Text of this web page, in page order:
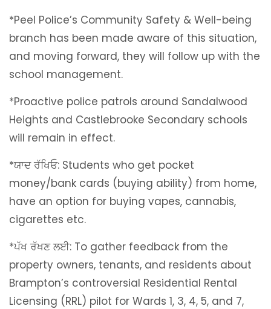
*Peel Police’s Community Safety & Well-being
branch has been made aware of this situation,
and moving forward, they will follow up with the
school management.
*Proactive police patrols around Sandalwood
Heights and Castlebrooke Secondary schools
will remain in effect.
*ਯਾਦ ਰੱਖਿਓ: Students who get pocket
money/bank cards (buying ability) from home,
have an option for buying vapes, cannabis,
cigarettes etc.
*ਪੱਖ ਰੱਖਣ ਲਈ: To gather feedback from the
property owners, tenants, and residents about
Brampton’s controversial Residential Rental
Licensing (RRL) pilot for Wards 1, 3, 4, 5, and 7,